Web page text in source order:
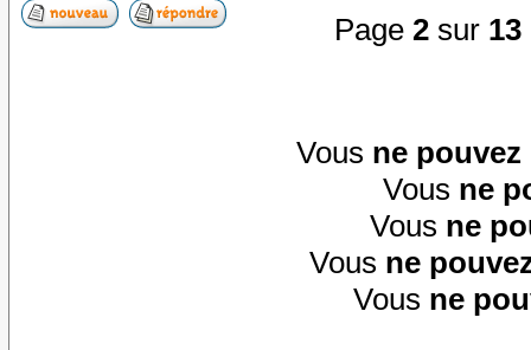
Page2 sur 13
Vous ne pouvez
Vous ne
Vous ne
Vous ne
Vous ne